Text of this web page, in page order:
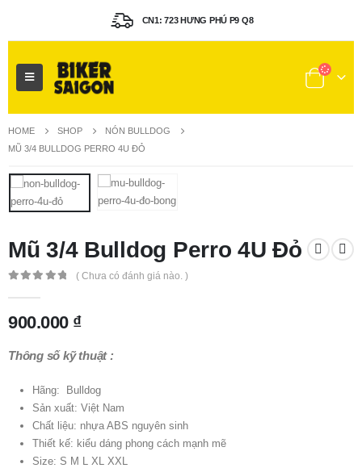
CN1: 723 HƯNG PHÚ P9 Q8
HOME SHOP
NÓN BULLDOG
MŨ 3/4 BULLDOG PERRO 4U ĐỎ
Mũ 3/4 Bulldog Perro 4U Đỏ
( Chưa có đánh giá nào. )
900.000 ₫
Thông số kỹ thuật :
Hãng: Bulldog
Sản xuất: Việt Nam
Chất liệu: nhựa ABS nguyên sinh
Thiết kế: kiểu dáng phong cách mạnh mẽ
Size: S M L XL XXL